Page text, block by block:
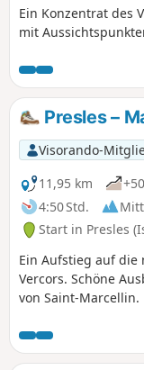
Ein Konzentrat des
mit
Presles –
Visorando-
11,95 km
4:50 Std.
Start in Presles
Ein Aufstieg auf die
Vercors. Schöne
von Saint-Marcellin.